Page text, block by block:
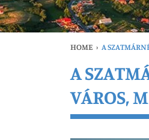
HOME › A
A
VÁROS,